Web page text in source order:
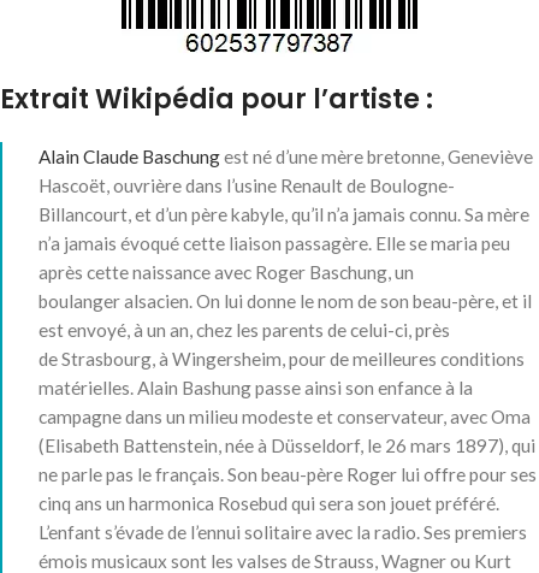
Extrait Wikipédia pour l’artiste :
Alain Claude Baschungest né d’une mère bretonne, Geneviève
Hascoët, ouvrière dans l’usine Renault de Boulogne-
Billancourt, et d’un père kabyle, qu’il n’a jamais connu. Sa mère
n’a jamais évoqué cette liaison passagère. Elle se maria peu
après cette naissance avec Roger Baschung, un
boulanger alsacien. On lui donne le nom de son beau-père, et il
est envoyé, à un an, chez les parents de celui-ci, près
de Strasbourg, à Wingersheim, pour de meilleures conditions
matérielles. Alain Bashung passe ainsi son enfance à la
campagne dans un milieu modeste et conservateur, avec Oma
(Elisabeth Battenstein, née à Düsseldorf, le 26 mars 1897), qui
ne parle pas le français. Son beau-père Roger lui offre pour ses
cinq ans un harmonica Rosebud qui sera son jouet préféré.
L’enfant s’évade de l’ennui solitaire avec la radio. Ses premiers
émois musicaux sont les valses de Strauss, Wagner ou Kurt